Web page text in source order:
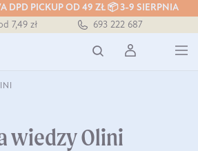
DPD PICKUP OD 49 ZŁ 📦 3-9 SIERPNIA
7,49 zł
199 zł
693 222 687
wiedzy Olini